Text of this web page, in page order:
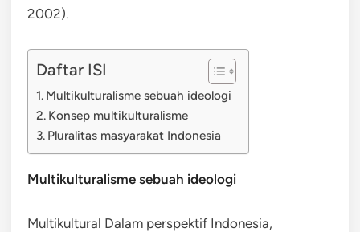
2002).
Daftar ISI
Multikulturalisme sebuah ideologi
Konsep multikulturalisme
Pluralitas masyarakat Indonesia
Multikulturalisme sebuah ideologi
Multikultural Dalam perspektif Indonesia,